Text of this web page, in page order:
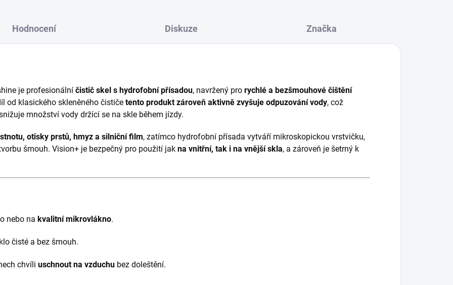
Hodnocení Diskuze Značka
je profesionální čistič skel s hydrofobní přísadou, navržený pro rychlé a bezšmouhové čištění
od klasického skleněného čističe tento produkt zároveň aktivně zvyšuje odpuzování vody, což
množství vody držící se na skle během jízdy.
otisky prstů, hmyz a silniční film, zatímco hydrofobní přísada vytváří mikroskopickou vrstvičku,
šmouh. Vision+ je bezpečný pro použití jak na vnitřní, tak i na vnější skla, a zároveň je šetrný k
nebo na kvalitní mikrovlákno.
čisté a bez šmouh.
chvíli uschnout na vzduchu bez doleštění.